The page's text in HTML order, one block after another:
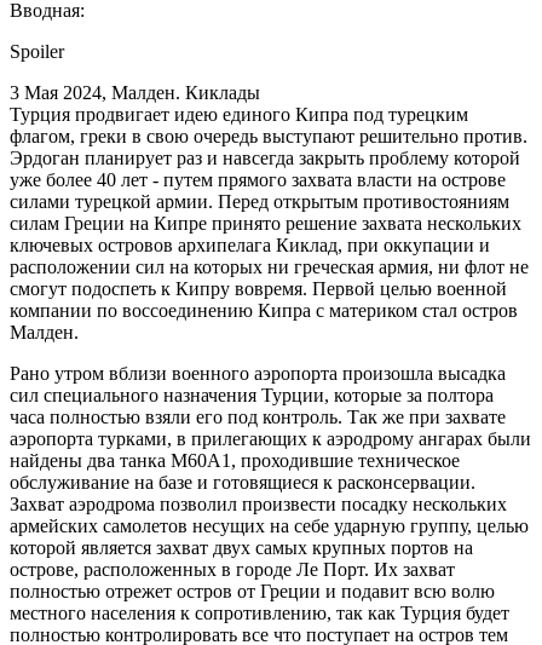
Вводная:
Spoiler
3 Мая 2024, Малден. Киклады
Турция продвигает идею единого Кипра под турецким
флагом, греки в свою очередь выступают решительно против.
Эрдоган планирует раз и навсегда закрыть проблему которой
уже более 40 лет - путем прямого захвата власти на острове
силами турецкой армии. Перед открытым противостояниям
силам Греции на Кипре принято решение захвата нескольких
ключевых островов архипелага Киклад, при оккупации и
расположении сил на которых ни греческая армия, ни флот не
смогут подоспеть к Кипру вовремя. Первой целью военной
компании по воссоединению Кипра с материком стал остров
Малден.
Рано утром вблизи военного аэропорта произошла высадка
сил специального назначения Турции, которые за полтора
часа полностью взяли его под контроль. Так же при захвате
аэропорта турками, в прилегающих к аэродрому ангарах были
найдены два танка М60А1, проходившие техническое
обслуживание на базе и готовящиеся к расконсервации.
Захват аэродрома позволил произвести посадку нескольких
армейских самолетов несущих на себе ударную группу, целью
которой является захват двух самых крупных портов на
острове, расположенных в городе Ле Порт. Их захват
полностью отрежет остров от Греции и подавит всю волю
местного населения к сопротивлению, так как Турция будет
полностью контролировать все что поступает на остров тем